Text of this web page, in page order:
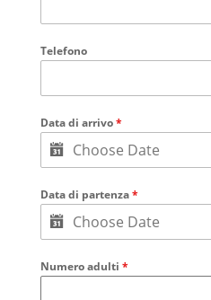
Telefono
Data di arrivo*
Data di partenza*
Numero adulti *